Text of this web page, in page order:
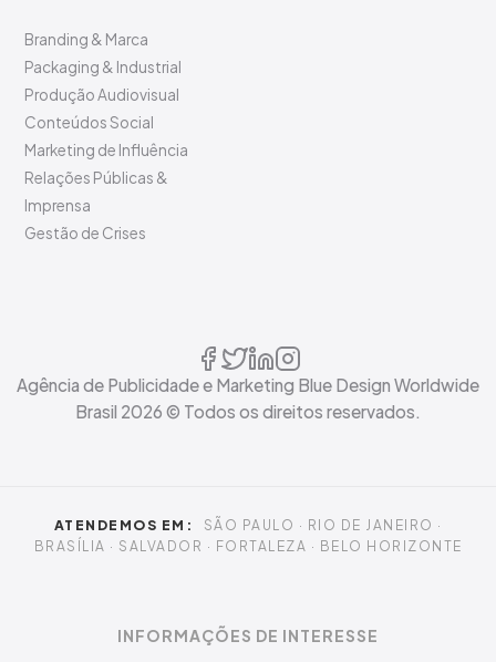
Branding & Marca
Packaging & Industrial
Produção Audiovisual
Conteúdos Social
Marketing de Influência
Relações Públicas &
Imprensa
Gestão de Crises
Agência de Publicidade e Marketing Blue Design Worldwide
Brasil 2026 © Todos os direitos reservados.
ATENDEMOS EM:
SÃO PAULO · RIO DE JANEIRO ·
BRASÍLIA · SALVADOR · FORTALEZA · BELO HORIZONTE
INFORMAÇÕES DE INTERESSE